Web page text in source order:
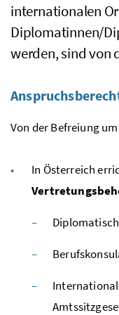
internationalen
Diplomatinnen/
werden, sind von
Von der Befreiung
In Österreich